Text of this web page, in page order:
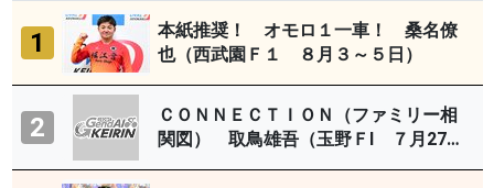
1
本紙推奨！ オモロ１一車！ 桑名僚
也（西武園Ｆ１ ８月３～５日）
2
ＣＯＮＮＥＣＴＩＯＮ（ファミリー相
関図） 取鳥雄吾（玉野ＦⅠ ７月27～